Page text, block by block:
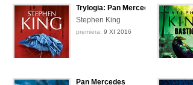
Trylogia: Pan Mercedes.
Stephen King
premiera: 9 XI 2016
Pan Mercedes